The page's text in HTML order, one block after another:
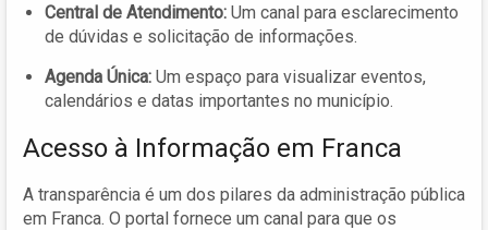
Central de Atendimento: Um canal para esclarecimento
de dúvidas e solicitação de informações.
Agenda Única: Um espaço para visualizar eventos,
calendários e datas importantes no município.
Acesso à Informação em Franca
A transparência é um dos pilares da administração pública
em Franca. O portal fornece um canal para que os